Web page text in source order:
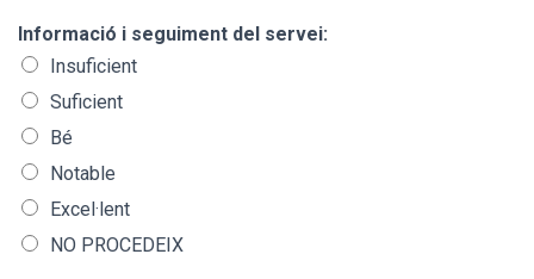
Informació i seguiment del servei:
Insuficient
Suficient
Bé
Notable
Excel·lent
NO PROCEDEIX